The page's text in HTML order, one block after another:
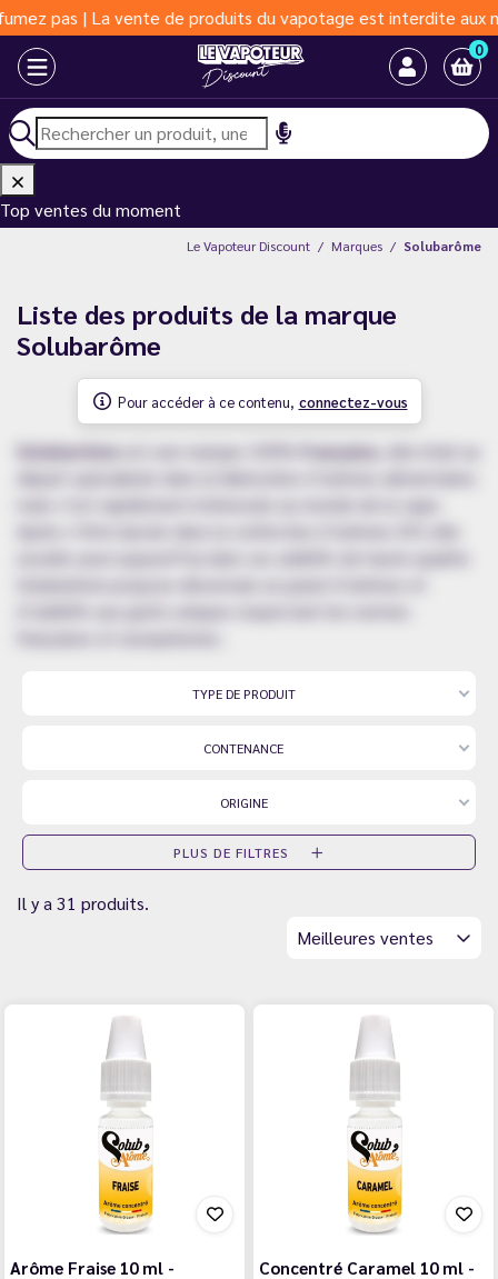
| La vente de produits du vapotage est interdite aux moins
0
Top ventes du moment
Le Vapoteur Discount Marques Solubarôme
Liste des produits de la marque
Solubarôme
Pour accéder à ce contenu, connectez-vous
Solubarôme est une marque 100% française
TYPE DE PRODUIT
CONTENANCE
ORIGINE
PLUS DE FILTRES
Il y a 31 produits.
Meilleures ventes
Arôme Fraise 10 ml -
Concentré Caramel 10 ml -